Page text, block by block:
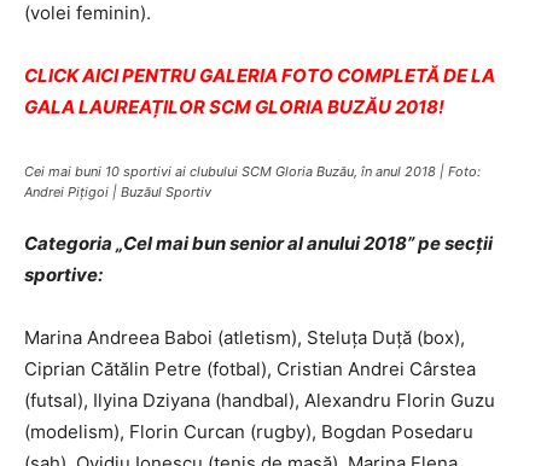
(volei feminin).
CLICK AICI PENTRU GALERIA FOTO COMPLETĂ DE LA
GALA LAUREAȚILOR SCM GLORIA BUZĂU 2018!
Cei mai buni 10 sportivi ai clubului SCM Gloria Buzău, în anul 2018 | Foto:
Andrei Pițigoi | Buzăul Sportiv
Categoria „Cel mai bun senior al anului 2018” pe secții
sportive:
Marina Andreea Baboi (atletism), Steluța Duță (box),
Ciprian Cătălin Petre (fotbal), Cristian Andrei Cârstea
(futsal), Ilyina Dziyana (handbal), Alexandru Florin Guzu
(modelism), Florin Curcan (rugby), Bogdan Posedaru